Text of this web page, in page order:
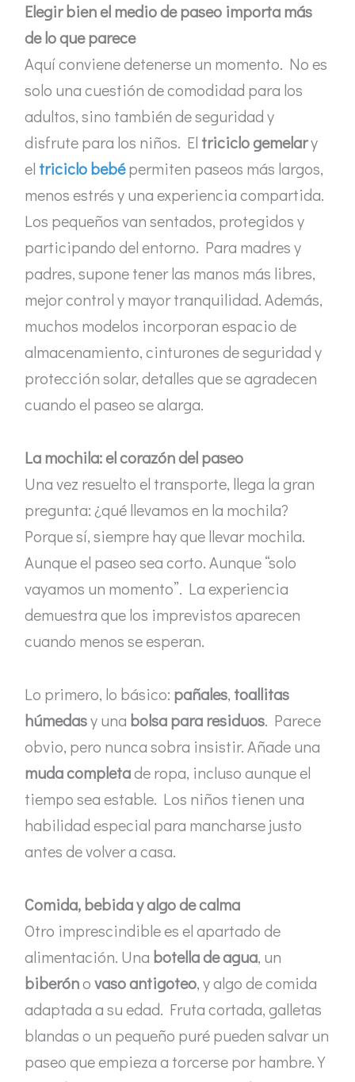
Elegir bien el medio de paseo importa más
de lo que parece
Aquí conviene detenerse un momento. No es
solo una cuestión de comodidad para los
adultos, sino también de seguridad y
disfrute para los niños. El triciclo gemelary
el triciclo bebépermiten paseos más largos,
menos estrés y una experiencia compartida.
Los pequeños van sentados, protegidos y
participando del entorno. Para madres y
padres, supone tener las manos más libres,
mejor control y mayor tranquilidad. Además,
muchos modelos incorporan espacio de
almacenamiento, cinturones de seguridad y
protección solar, detalles que se agradecen
cuando el paseo se alarga.
La mochila: el corazón del paseo
Una vez resuelto el transporte, llega la gran
pregunta: ¿qué llevamos en la mochila?
Porque sí, siempre hay que llevar mochila.
Aunque el paseo sea corto. Aunque “solo
vayamos un momento”. La experiencia
demuestra que los imprevistos aparecen
cuando menos se esperan.
Lo primero, lo básico: pañales, toallitas
húmedasy una bolsa para residuos. Parece
obvio, pero nunca sobra insistir. Añade una
muda completade ropa, incluso aunque el
tiempo sea estable. Los niños tienen una
habilidad especial para mancharse justo
antes de volver a casa.
Comida, bebida y algo de calma
Otro imprescindible es el apartado de
alimentación. Una botella de agua, un
biberónovaso antigoteo, y algo de comida
adaptada a su edad. Fruta cortada, galletas
blandas o un pequeño puré pueden salvar un
paseo que empieza a torcerse por hambre. Y